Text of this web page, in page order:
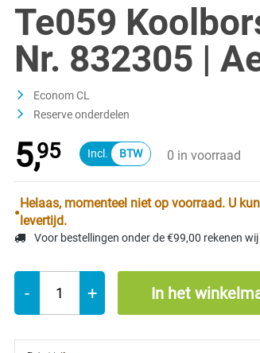
Te059
Nr. 832305 |
Econom CL
Reserve onderdelen
5,95 0 in voorraad
Helaas, momenteel niet op voorraad. U
levertijd.
Voor bestellingen onder de €99,00 rekenen
- + In het